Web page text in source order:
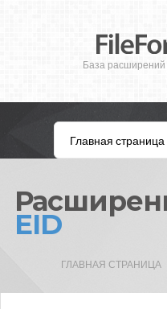
База
EID
ГЛАВНАЯ СТРАНИЦА